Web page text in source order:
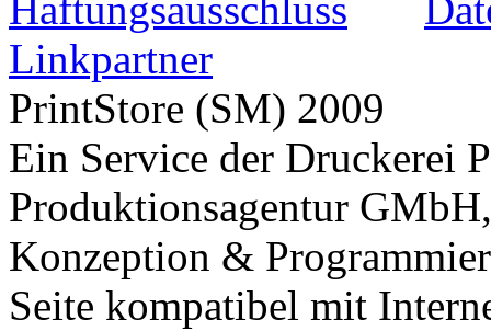
Haftungsausschluss
Linkpartner
PrintStore (SM) 2009
Ein Service der Druckerei
Produktionsagentur
Konzeption &
Seite kompatibel mit